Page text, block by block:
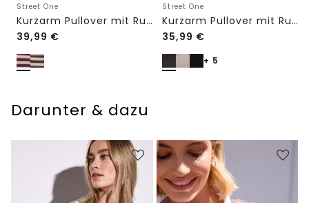
Street One
Kurzarm Pullover mit Rundhals und Streifen
39,99 €
Street One
Kurzarm Pullover mit Rundhals in Unifarbe
35,99 €
+ 5
Darunter & dazu